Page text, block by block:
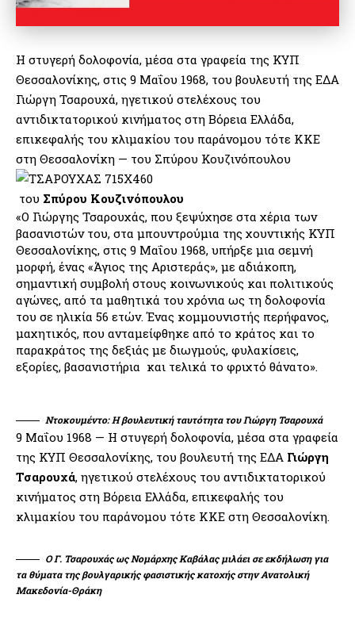
Η στυγερή δολοφονία, μέσα στα γραφεία της ΚΥΠ
Θεσσαλονίκης, στις 9 Μαΐου 1968, του βουλευτή της ΕΔΑ
Γιώργη Τσαρουχά, ηγετικού στελέχους του
αντιδικτατορικού κινήματος στη Βόρεια Ελλάδα,
επικεφαλής του κλιμακίου του παράνομου τότε ΚΚΕ
στη Θεσσαλονίκη — του Σπύρου Κουζινόπουλου
του Σπύρου Κουζινόπουλου
«Ο Γιώργης Τσαρουχάς, που ξεψύχησε στα χέρια των
βασανιστών του, στα μπουντρούμια της χουντικής ΚΥΠ
Θεσσαλονίκης, στις 9 Μαΐου 1968, υπήρξε μια σεμνή
μορφή, ένας «Άγιος της Αριστεράς», με αδιάκοπη,
σημαντική συμβολή στους κοινωνικούς και πολιτικούς
αγώνες, από τα μαθητικά του χρόνια ως τη δολοφονία
του σε ηλικία 56 ετών. Ένας κομμουνιστής περήφανος,
μαχητικός, που ανταμείφθηκε από το κράτος και το
παρακράτος της δεξιάς με διωγμούς, φυλακίσεις,
εξορίες, βασανιστήρια και τελικά το φριχτό θάνατο».
Ντοκουμέντο: Η βουλευτική ταυτότητα του Γιώργη Τσαρουχά
9 Μαΐου 1968 — Η στυγερή δολοφονία, μέσα στα γραφεία
της ΚΥΠ Θεσσαλονίκης, του βουλευτή της ΕΔΑ Γιώργη
Τσαρουχά, ηγετικού στελέχους του αντιδικτατορικού
κινήματος στη Βόρεια Ελλάδα, επικεφαλής του
κλιμακίου του παράνομου τότε ΚΚΕ στη Θεσσαλονίκη.
Ο Γ. Τσαρουχάς ως Νομάρχης Καβάλας μιλάει σε εκδήλωση για
τα θύματα της βουλγαρικής φασιστικής κατοχής στην Ανατολική
Μακεδονία-Θράκη